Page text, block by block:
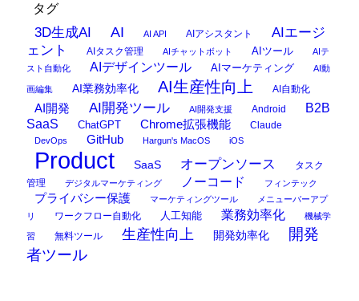
タグ
3D生成AI AI AI API AIアシスタント
AIエージ
ェント
AIタスク管理 AIチャットボット AIツール
AIテ
スト自動化
AIデザインツール AIマーケティング AI動
画編集 AI業務効率化 AI生産性向上 AI自動化
AI開発 AI開発ツール AI開発支援 Android
B2B
SaaS
ChatGPT Chrome拡張機能 Claude
DevOps GitHub Hargun's MacOS iOS
Product SaaS オープンソース
タスク
管理
デジタルマーケティング ノーコード フィンテック
プライバシー保護 マーケティングツール
メニューバーアプ
リ
ワークフロー自動化 人工知能 業務効率化 機械学
習 無料ツール 生産性向上 開発効率化
開発
者ツール